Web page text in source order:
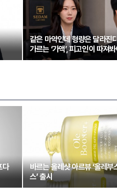
같은 마약인데 형량은 달라진
가르는 ‘가액’, 피고인이 따져
다
바르는 올레샷 아르뷰 ‘올레부
스’ 출시